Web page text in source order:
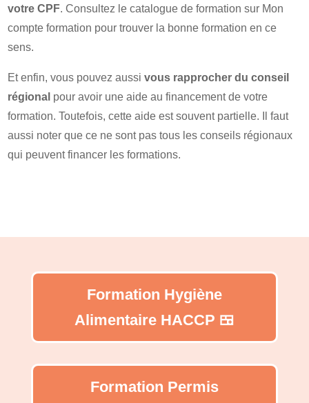
votre CPF. Consultez le catalogue de formation sur Mon
compte formation pour trouver la bonne formation en ce
sens.
Et enfin, vous pouvez aussivous rapprocher du conseil
régional pour avoir une aide au financement de votre
formation. Toutefois, cette aide est souvent partielle. Il faut
aussi noter que ce ne sont pas tous les conseils régionaux
qui peuvent financer les formations.
Formation Hygiène
Alimentaire HACCP 🍱
Formation Permis